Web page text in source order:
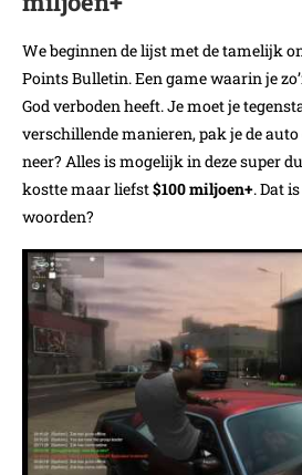
We beginnen de lijst met de tamelijk
Points Bulletin. Een game waarin je
God verboden heeft. Je moet je
verschillende manieren, pak je de auto
neer? Alles is mogelijk in deze super
kostte maar liefst$100 miljoen+. Dat
woorden?